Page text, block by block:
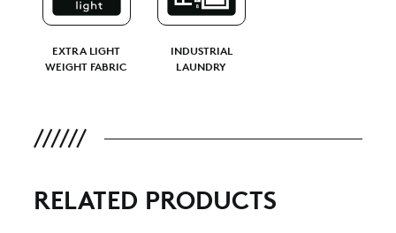
EXTRA LIGHT
WEIGHT FABRIC
INDUSTRIAL
LAUNDRY
RELATED PRODUCTS